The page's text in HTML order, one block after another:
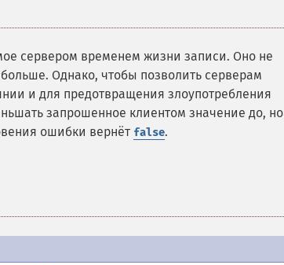
сервером временем жизни записи. Оно не
Однако, чтобы позволить серверам
и для предотвращения злоупотребления
запрошенное клиентом значение до, но
ошибки вернёт false.